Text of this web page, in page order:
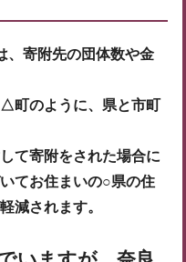
寄附先の団体数や金
町のように、県と市町
て寄附をされた場合に
てお住まいの○県の住
減されます。